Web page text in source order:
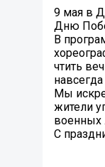
9 мая в
Дню
​В
чтить
​Мы
жители
военных
​С